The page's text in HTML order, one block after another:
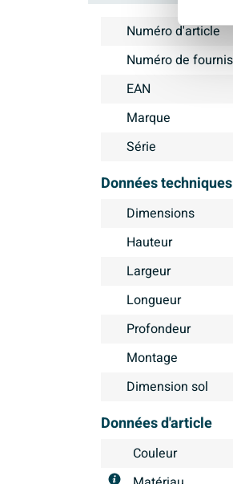
Numéro d'article
Numéro de
EAN
Marque
Série
Données techniques
Dimensions
Hauteur
Largeur
Longueur
Profondeur
Montage
Dimension sol
Données d'article
Couleur